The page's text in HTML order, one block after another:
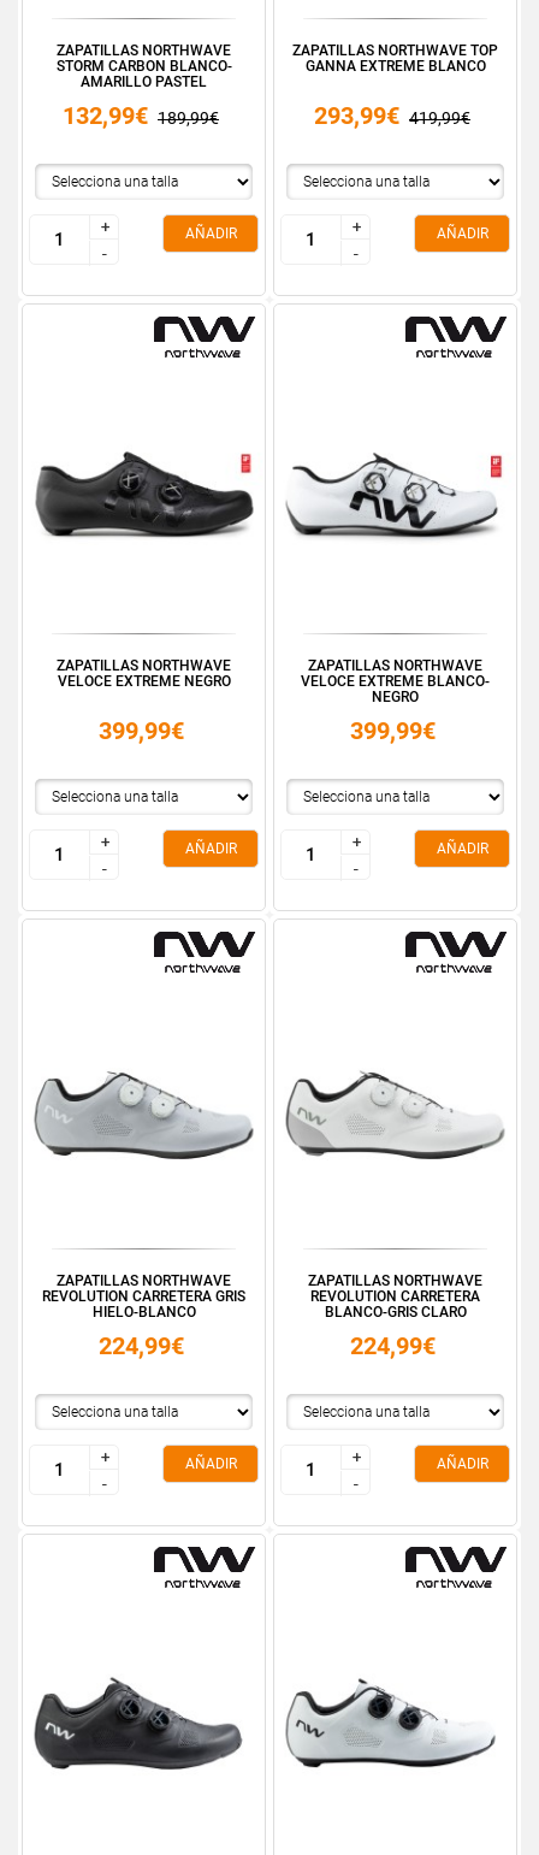
ZAPATILLAS NORTHWAVE
STORM CARBON BLANCO-
AMARILLO PASTEL
132,99€ 189,99€
+
-
+
-
AÑADIR
ZAPATILLAS NORTHWAVE TOP
GANNA EXTREME BLANCO
293,99€ 419,99€
+
-
+
-
AÑADIR
ZAPATILLAS NORTHWAVE
VELOCE EXTREME NEGRO
399,99€
+
-
+
-
AÑADIR
ZAPATILLAS NORTHWAVE
VELOCE EXTREME BLANCO-
NEGRO
399,99€
+
-
+
-
AÑADIR
ZAPATILLAS NORTHWAVE
REVOLUTION CARRETERA GRIS
HIELO-BLANCO
224,99€
+
-
+
-
AÑADIR
ZAPATILLAS NORTHWAVE
REVOLUTION CARRETERA
BLANCO-GRIS CLARO
224,99€
+
-
+
-
AÑADIR